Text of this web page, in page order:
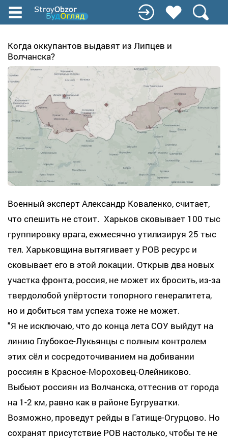
Перейти
содержанию
Когда оккупантов выдавят из Липцев и
Волчанска?
Военный эксперт Александр Коваленко, считает,
что спешить не стоит. Харьков сковывает 100 тыс
группировку врага, ежмесячно утилизируя 25 тыс
тел. Харьковщина вытягивает у РОВ ресурс и
сковывает его в этой локации. Открыв два новых
участка фронта, россия, не может их бросить, из-за
твердолобой упёртости топорного генералитета,
но и добиться там успеха тоже не может.
"Я не исключаю, что до конца лета СОУ выйдут на
линию Глубокое-Лукьянцы с полным контролем
этих сёл и сосредоточиванием на добивании
россиян в Красное-Мороховец-Олейниково.
Выбьют россиян из Волчанска, оттеснив от города
на 1-2 км, равно как в районе Бугруватки.
Возможно, проведут рейды в Гатище-Огурцово. Но
сохранят присутствие РОВ настолько, чтобы те не